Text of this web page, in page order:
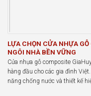
LỰA CHỌN CỬA NHỰA
NGÔI NHÀ BỀN VỮNG
Cửa nhựa gỗ composite
hàng đầu cho các gia đình
năng chống nước và thiết kế